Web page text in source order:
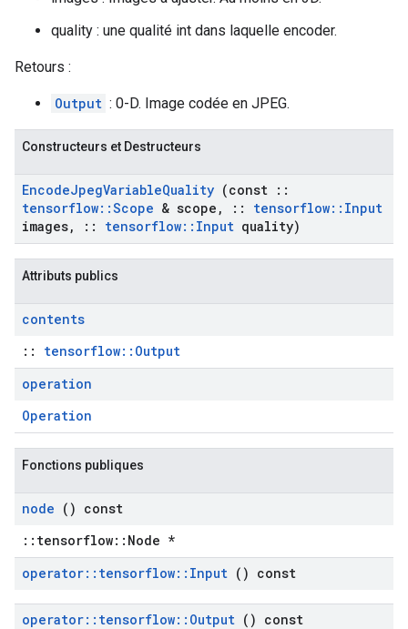
quality : une qualité int dans laquelle encoder.
Retours :
Output : 0-D. Image codée en JPEG.
Constructeurs et Destructeurs
EncodeJpegVariableQuality (const ::
tensorflow::Scope & scope , :: tensorflow:: Input
images, :: tensorflow:: Input quality)
Attributs publics
contents
:: tensorflow::Output
operation
Operation
Fonctions publiques
node () const
::tensorflow::Node *
operator:: tensorflow:: Input () const
operator:: tensorflow:: Output () const